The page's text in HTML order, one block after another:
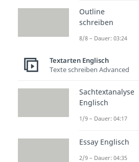
Jay
Tom
George
Übrigens:
auch verfilmt,
DiCaprio und
Hauptrollen.
Outline
schreiben
8/8 – Dauer: 03:24
Textarten Englisch
Texte schreiben Advanced
Sachtextanalyse
Englisch
1/9 – Dauer: 04:17
Essay Englisch
2/9 – Dauer: 04:35